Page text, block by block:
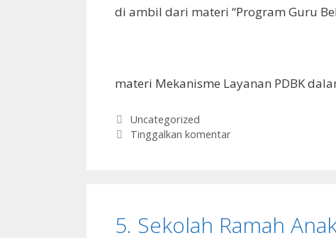
di ambil dari materi “Program Guru
materi Mekanisme Layanan PDBK
Kategori
Uncategorized
Tinggalkan komentar
5. Sekolah Ramah